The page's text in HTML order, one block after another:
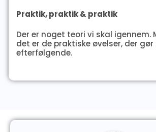
Praktik, praktik & praktik
Der er noget teori vi skal igennem.
det er de praktiske øvelser, der
efterfølgende.